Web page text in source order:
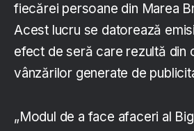
fiecărei persoane din Marea
Acest lucru se datorează
efect de seră care rezultă din
vânzărilor generate de
„Modul de a face afaceri al